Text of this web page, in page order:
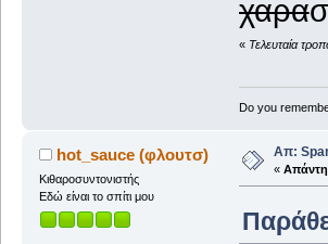
χαρα
« Τελευταία
Do you
hot_sauce (φλουτσ)
Κιθαροσυντονιστής
Εδώ είναι το σπίτι μου
Απ:
«